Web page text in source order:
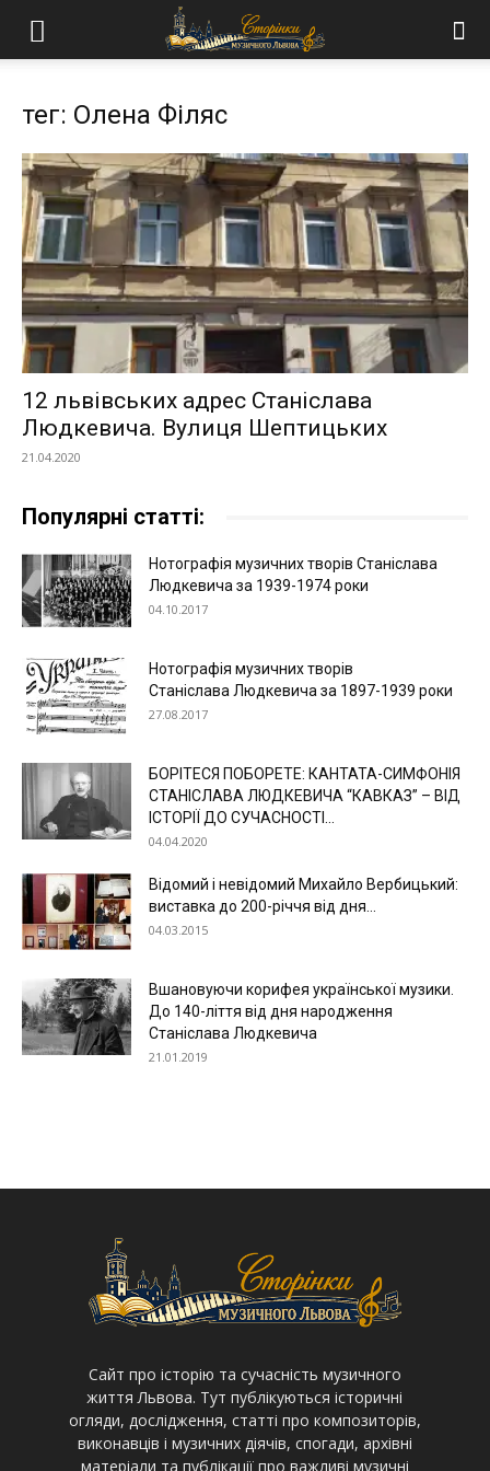
тег: Олена Філяс
12 львівських адрес Станіслава
Людкевича. Вулиця Шептицьких
21.04.2020
Популярні статті:
Нотографія музичних творів Станіслава
Людкевича за 1939-1974 роки
04.10.2017
Нотографія музичних творів
Станіслава Людкевича за 1897-1939 роки
27.08.2017
БОРІТЕСЯ ПОБОРЕТЕ: КАНТАТА-СИМФОНІЯ
СТАНІСЛАВА ЛЮДКЕВИЧА “КАВКАЗ” – ВІД
ІСТОРІЇ ДО СУЧАСНОСТІ...
04.04.2020
Відомий і невідомий Михайло Вербицький:
виставка до 200-річчя від дня...
04.03.2015
Вшановуючи корифея української музики.
До 140-ліття від дня народження
Станіслава Людкевича
21.01.2019
Cайт про історію та сучасність музичного
життя Львова. Тут публікуються історичні
огляди, дослідження, статті про композиторів,
виконавців і музичних діячів, спогади, архівні
матеріали та публікації про важливі музичні